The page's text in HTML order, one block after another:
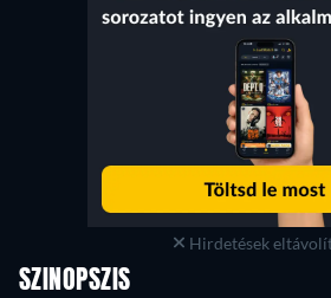
Hirdetések
SZINOPSZIS